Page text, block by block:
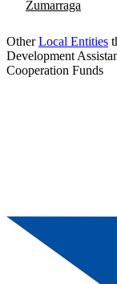
Zumarraga
OtherLocal Entities
Development
Cooperation Funds